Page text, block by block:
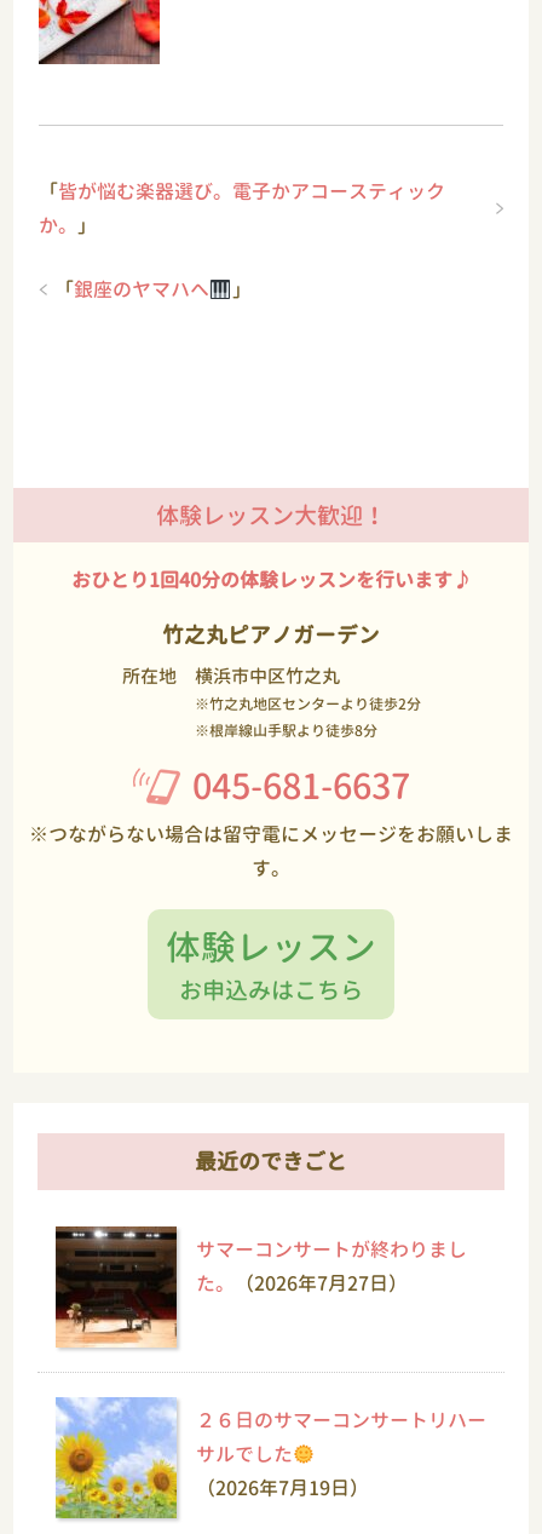
「皆が悩む楽器選び。電子かアコースティック
か。
」
「銀座のヤマハへ 」
体験レッスン大歓迎！
おひとり1回40分の体験レッスンを行います♪
竹之丸ピアノガーデン
所在地 横浜市中区竹之丸
※竹之丸地区センターより徒歩2分
※根岸線山手駅より徒歩8分
045-681-6637
※つながらない場合は留守電にメッセージをお願いしま
す。
体験レッスン
お申込みはこちら
最近のできごと
サマーコンサートが終わりまし
た。
（2026年7月27日）
２６日のサマーコンサートリハー
サルでした
（2026年7月19日）